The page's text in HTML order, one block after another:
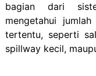
bagian dari
mengetahui
tertentu, seperti
spillway kecil,